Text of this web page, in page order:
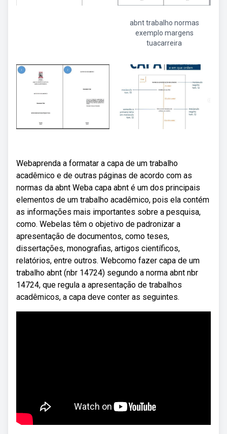
abnt trabalho normas
exemplo margens
tuacarreira
Webaprenda a formatar a capa de um trabalho
acadêmico e de outras páginas de acordo com as
normas da abnt Weba capa abnt é um dos principais
elementos de um trabalho acadêmico, pois ela contém
as informações mais importantes sobre a pesquisa,
como. Webelas têm o objetivo de padronizar a
apresentação de documentos, como teses,
dissertações, monografias, artigos científicos,
relatórios, entre outros. Webcomo fazer capa de um
trabalho abnt (nbr 14724) segundo a norma abnt nbr
14724, que regula a apresentação de trabalhos
acadêmicos, a capa deve conter as seguintes.